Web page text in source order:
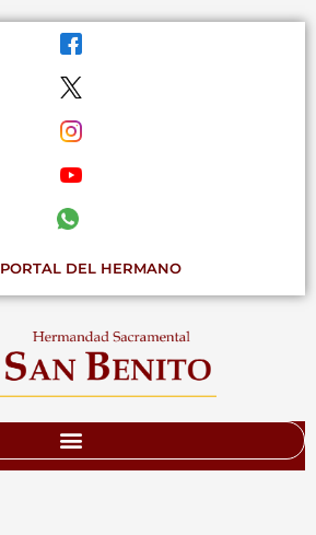
PORTAL DEL HERMANO